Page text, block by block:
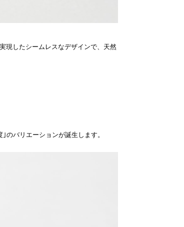
現したシームレスなデザインで、天然
のバリエーションが誕生します。